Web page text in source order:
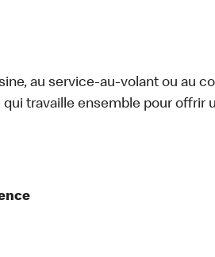
au service-au-volant ou au
qui travaille ensemble pour offrir